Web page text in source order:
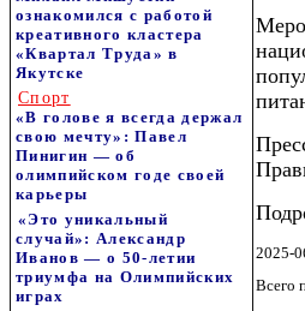
ознакомился с работой
креативного кластера
«Квартал Труда» в
Якутске
Спорт
«В голове я всегда держал
свою мечту»: Павел
Пинигин — об
олимпийском годе своей
карьеры
«Это уникальный
случай»: Александр
Иванов — о 50-летии
триумфа на Олимпийских
играх
2025-
Всего